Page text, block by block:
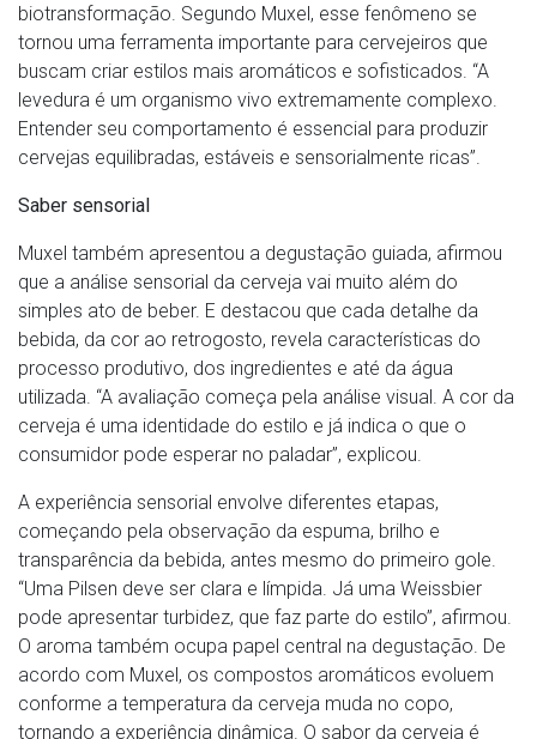
biotransformação. Segundo Muxel, esse fenômeno se
tornou uma ferramenta importante para cervejeiros que
buscam criar estilos mais aromáticos e sofisticados. “A
levedura é um organismo vivo extremamente complexo.
Entender seu comportamento é essencial para produzir
cervejas equilibradas, estáveis e sensorialmente ricas”.
Saber sensorial
Muxel também apresentou a degustação guiada, afirmou
que a análise sensorial da cerveja vai muito além do
simples ato de beber. E destacou que cada detalhe da
bebida, da cor ao retrogosto, revela características do
processo produtivo, dos ingredientes e até da água
utilizada. “A avaliação começa pela análise visual. A cor da
cerveja é uma identidade do estilo e já indica o que o
consumidor pode esperar no paladar”, explicou.
A experiência sensorial envolve diferentes etapas,
começando pela observação da espuma, brilho e
transparência da bebida, antes mesmo do primeiro gole.
“Uma Pilsen deve ser clara e límpida. Já uma Weissbier
pode apresentar turbidez, que faz parte do estilo”, afirmou.
O aroma também ocupa papel central na degustação. De
acordo com Muxel, os compostos aromáticos evoluem
conforme a temperatura da cerveja muda no copo,
tornando a experiência dinâmica. O sabor da cerveja é